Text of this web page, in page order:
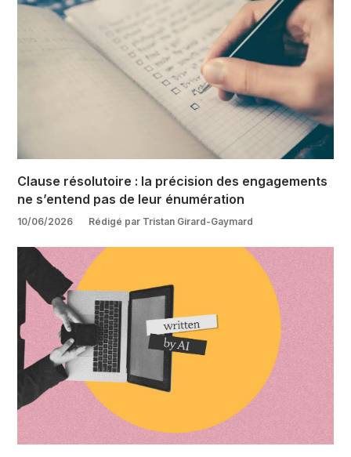
Clause résolutoire : la précision des engagements
ne s’entend pas de leur énumération
10/06/2026 Rédigé par Tristan Girard-Gaymard